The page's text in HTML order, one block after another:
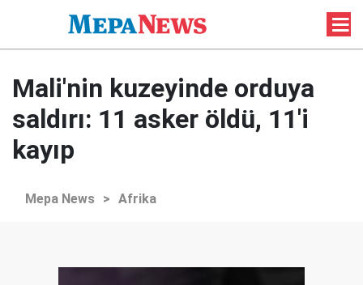
Mali'nin kuzeyinde orduya
saldırı: 11 asker öldü, 11'i
kayıp
Mepa News > Afrika